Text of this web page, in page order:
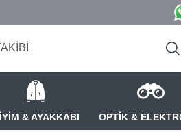
& AYAKKABI OPTİK &